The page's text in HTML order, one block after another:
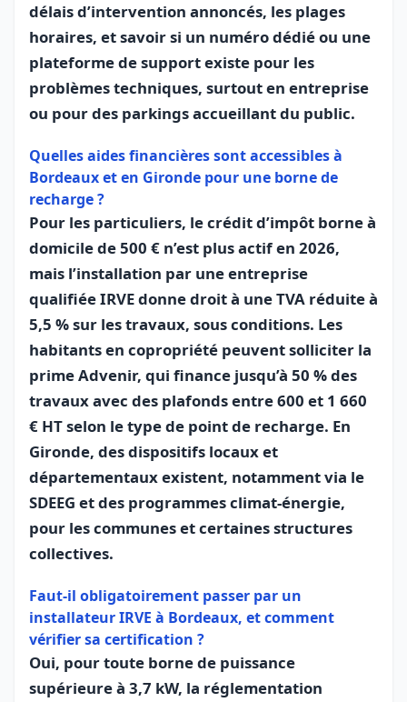
délais d’intervention annoncés, les plages
horaires, et savoir si un numéro dédié ou une
plateforme de support existe pour les
problèmes techniques, surtout en entreprise
ou pour des parkings accueillant du public.
Quelles aides financières sont accessibles à
Bordeaux et en Gironde pour une borne de
recharge ?
Pour les particuliers, le crédit d’impôt borne à
domicile de 500 € n’est plus actif en 2026,
mais l’installation par une entreprise
qualifiée IRVE donne droit à une TVA réduite à
5,5 % sur les travaux, sous conditions. Les
habitants en copropriété peuvent solliciter la
prime Advenir, qui finance jusqu’à 50 % des
travaux avec des plafonds entre 600 et 1 660
€ HT selon le type de point de recharge. En
Gironde, des dispositifs locaux et
départementaux existent, notamment via le
SDEEG et des programmes climat-énergie,
pour les communes et certaines structures
collectives.
Faut-il obligatoirement passer par un
installateur IRVE à Bordeaux, et comment
vérifier sa certification ?
Oui, pour toute borne de puissance
supérieure à 3,7 kW, la réglementation